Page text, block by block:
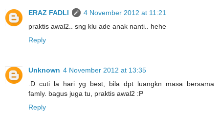
ERAZ FADLI
4 November 2012 at 11:21
praktis awal2.. sng klu ade anak nanti.. hehe
Reply
Unknown 4 November 2012 at 13:35
:D cuti la hari yg best, bila dpt luangkn masa bersama
famly. bagus juga tu, praktis awal2 :P
Reply